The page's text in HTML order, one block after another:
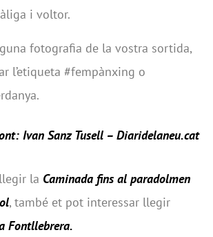
i voltor.
fotografia de la vostra sortida,
l’etiqueta #fempànxing o
Ivan Sanz Tusell – Diaridelaneu.cat
la Caminada fins al paradolmen
, també et pot interessar llegir
Fontllebrera.